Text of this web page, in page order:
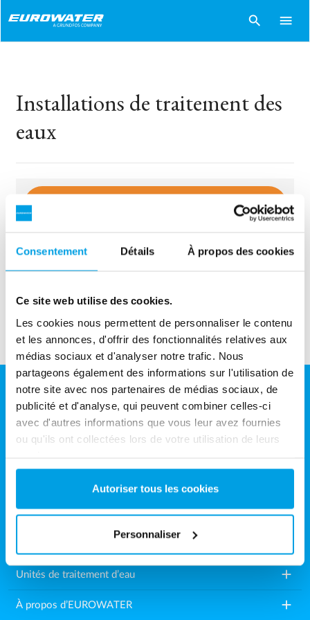
Consentement Détails À propos des cookies
Ce site web utilise des cookies.
Les cookies nous permettent de personnaliser le contenu
et les annonces, d'offrir des fonctionnalités relatives aux
médias sociaux et d'analyser notre trafic. Nous
partageons également des informations sur l'utilisation de
notre site avec nos partenaires de médias sociaux, de
publicité et d'analyse, qui peuvent combiner celles-ci
avec d'autres informations que vous leur avez fournies
ou qu'ils ont collectées lors de votre utilisation de leurs
Autoriser tous les cookies
Personnaliser
search menu
Installations de traitement des
eaux
sentiment_dissatisfied
Grundfos Water Treatment France SAS
55, Chemin de Mûre - Bât. G
69780 Saint Pierre de Chandieu
Fax: +33 (0)4 72 48 22 71
info.fr@grundfoswt.com
Unités de traitement d’eau add
À propos d’EUROWATER add